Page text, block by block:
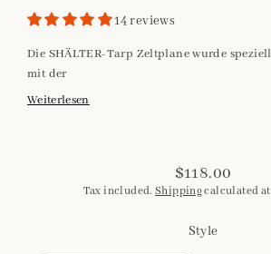
14 reviews
Die SHÄLTER-Tarp Zeltplane wurde
mit der
Weiterlesen
Regular
price
$118.00
Tax included.Shippingcalculated
Style